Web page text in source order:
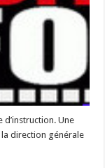
Une
la direction générale